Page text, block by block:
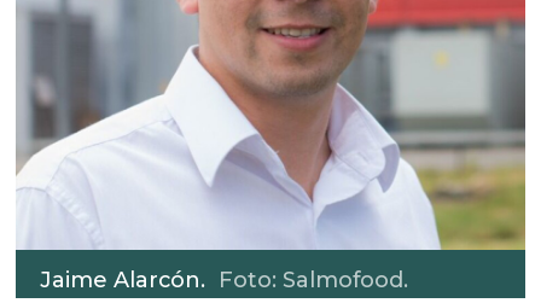
Jaime Alarcón. Foto: Salmofood.